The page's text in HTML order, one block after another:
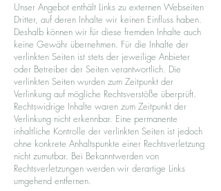
Unser Angebot enthält Links zu externen Webseiten
Dritter, auf deren Inhalte wir keinen Einfluss haben.
Deshalb können wir für diese fremden Inhalte auch
keine Gewähr übernehmen. Für die Inhalte der
verlinkten Seiten ist stets der jeweilige Anbieter
oder Betreiber der Seiten verantwortlich. Die
verlinkten Seiten wurden zum Zeitpunkt der
Verlinkung auf mögliche Rechtsverstöße überprüft.
Rechtswidrige Inhalte waren zum Zeitpunkt der
Verlinkung nicht erkennbar. Eine permanente
inhaltliche Kontrolle der verlinkten Seiten ist jedoch
ohne konkrete Anhaltspunkte einer Rechtsverletzung
nicht zumutbar. Bei Bekanntwerden von
Rechtsverletzungen werden wir derartige Links
umgehend entfernen.